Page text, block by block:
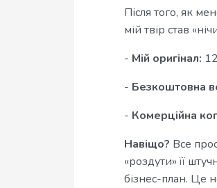
Після того, як
мій твір став
- Мій оригінал:
- Безкоштовна
- Комерційна
Навіщо? Все
«роздути» її
бізнес-план. Це